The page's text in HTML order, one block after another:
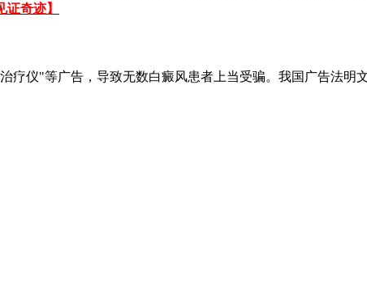
奇迹】
仪"等广告，导致无数白癜风患者上当受骗。我国广告法明